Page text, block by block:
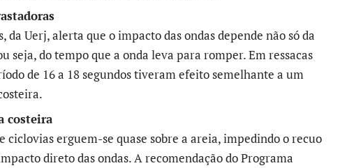
da Uerj, alerta que o impacto das ondas depende não só da
seja, do tempo que a onda leva para romper. Em ressacas
de 16 a 18 segundos tiveram efeito semelhante a um
costeira
ciclovias erguem-se quase sobre a areia, impedindo o recuo
direto das ondas. A recomendação do Programa